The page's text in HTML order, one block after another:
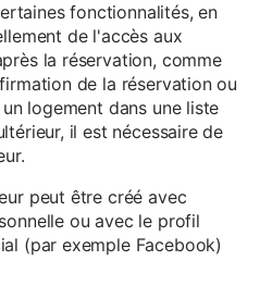
fonctionnalités, en
de l'accès aux
la réservation, comme
de la réservation ou
logement dans une liste
il est nécessaire de
peut être créé avec
ou avec le profil
(par exemple Facebook)